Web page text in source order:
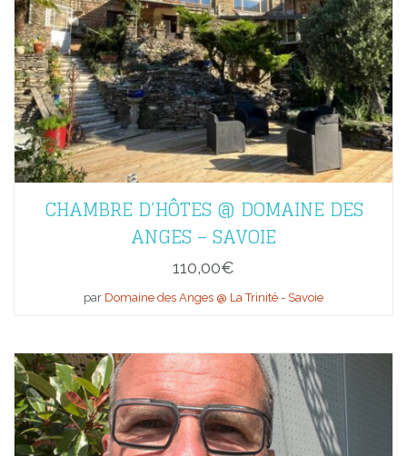
CHAMBRE D’HÔTES @ DOMAINE DES
ANGES – SAVOIE
110,00€
par Domaine des Anges @ La Trinité - Savoie